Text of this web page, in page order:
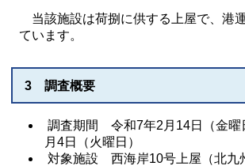
当該施設は荷捌に供する上屋で、港
ています。
3 調査概要
調査期間 令和7年2月14日（金曜
月4日（火曜日）
対象施設 西海岸10号上屋（北九